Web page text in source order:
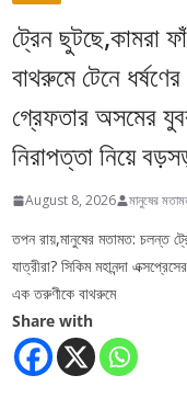
ট্রেন ছুটছে,কামরা
বাথরুমে টেনে
গ্রেফতার অসমের
নিরাপত্তা নিয়ে
August 8, 2026 মানুষের
তপন রায়,মানুষের মতামত: চলন্ত
যাত্রীরা? সিকিম মহানন্দা
এক তরুণীকে বাথরুমে
Share with